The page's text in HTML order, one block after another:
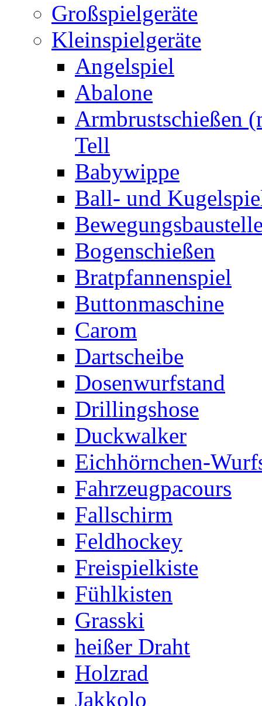
Großspielgeräte
Kleinspielgeräte
Angelspiel
Abalone
Armbrustschießen
Tell
Babywippe
Ball- und
Bogenschießen
Bratpfannenspiel
Buttonmaschine
Carom
Dartscheibe
Dosenwurfstand
Drillingshose
Duckwalker
Eichhörnchen-
Fahrzeugpacours
Fallschirm
Feldhockey
Freispielkiste
Fühlkisten
Grasski
heißer Draht
Holzrad
Jakkolo